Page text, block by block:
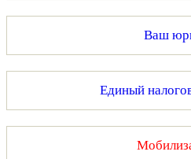
Ваш
Единый